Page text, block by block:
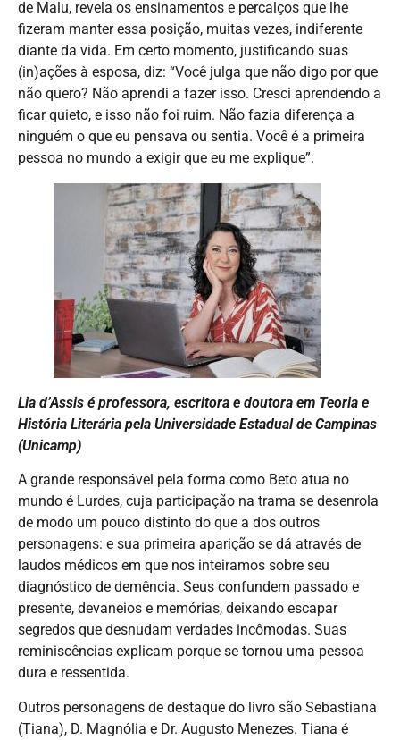
de Malu, revela os ensinamentos e percalços que lhe
fizeram manter essa posição, muitas vezes, indiferente
diante da vida. Em certo momento, justificando suas
(in)ações à esposa, diz: “Você julga que não digo por que
não quero? Não aprendi a fazer isso. Cresci aprendendo a
ficar quieto, e isso não foi ruim. Não fazia diferença a
ninguém o que eu pensava ou sentia. Você é a primeira
pessoa no mundo a exigir que eu me explique”.
Lia d’Assis é professora, escritora e doutora em Teoria e
História Literária pela Universidade Estadual de Campinas
(Unicamp)
A grande responsável pela forma como Beto atua no
mundo é Lurdes, cuja participação na trama se desenrola
de modo um pouco distinto do que a dos outros
personagens: e sua primeira aparição se dá através de
laudos médicos em que nos inteiramos sobre seu
diagnóstico de demência. Seus confundem passado e
presente, devaneios e memórias, deixando escapar
segredos que desnudam verdades incômodas. Suas
reminiscências explicam porque se tornou uma pessoa
dura e ressentida.
Outros personagens de destaque do livro são Sebastiana
(Tiana), D. Magnólia e Dr. Augusto Menezes. Tiana é